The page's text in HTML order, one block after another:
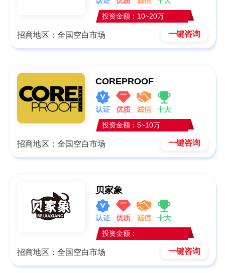
投资金额：10~20万
招商地区：全国空白市场 一键咨询
COREPROOF
投资金额：5~10万
招商地区：全国空白市场 一键咨询
贝家象
投资金额：
招商地区：全国空白市场 一键咨询